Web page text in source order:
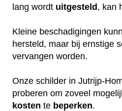
lang wordt uitgesteld, kan
Kleine beschadigingen
hersteld, maar bij ernstige
vervangen worden.
Onze schilder in Jutrijp-
proberen om zoveel
kosten te beperken.